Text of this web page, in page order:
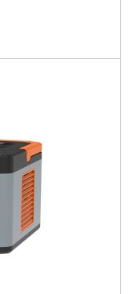
энергия